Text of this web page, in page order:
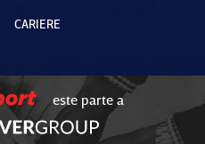
CARIERE
este parte a